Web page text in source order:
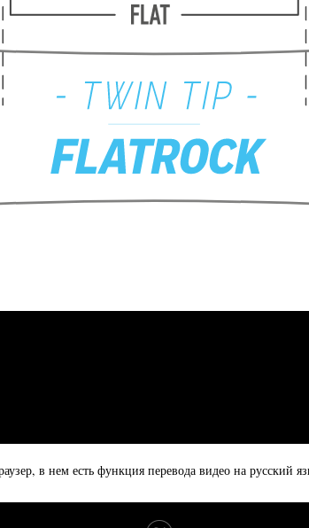
в нем есть функция перевода видео на русский